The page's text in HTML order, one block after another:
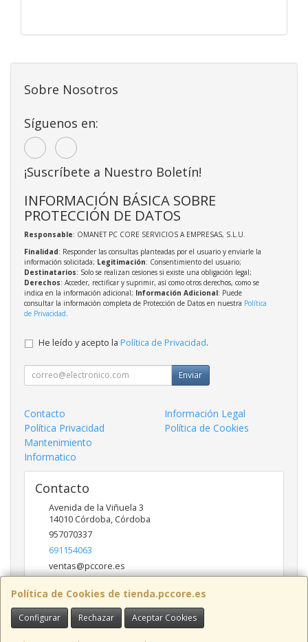
Política de Cookies de tienda.pccore.es
Configurar Rechazar Aceptar Cookies
Sobre Nosotros
Síguenos en:
¡Suscríbete a Nuestro Boletín!
INFORMACIÓN BÁSICA SOBRE
PROTECCIÓN DE DATOS
Responsable: OMANET PC CORE SERVICIOS A EMPRESAS, S.L.U.
Finalidad: Responder las consultas planteadas por el usuario y enviarle la
información solicitada; Legitimación: Consentimiento del usuario;
Destinatarios: Solo se realizan cesiones si existe una obligación legal;
Derechos: Acceder, rectificar y suprimir, así como otros derechos, como se
indica en la información adicional; Información Adicional: Puede
consultar la información completa de Protección de Datos en nuestra Política
de Privacidad
He leído y acepto la Política de Privacidad.
Enviar
Contacto
Información Legal
Política Privacidad
Política de Cookies
Mantenimiento
Informatico
Contacto
Avenida de la Viñuela 3
14010 Córdoba, Córdoba
957070337
691154063
ventas@pccore.es
Horario
10-13:30